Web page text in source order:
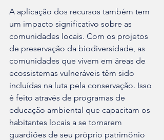
A aplicação dos recursos também tem
um impacto significativo sobre as
comunidades locais. Com os projetos
de preservação da biodiversidade, as
comunidades que vivem em áreas de
ecossistemas vulneráveis têm sido
incluídas na luta pela conservação. Isso
é feito através de programas de
educação ambiental que capacitam os
habitantes locais a se tornarem
guardiões de seu próprio patrimônio